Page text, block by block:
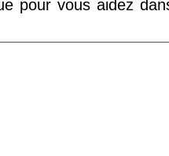
pour vous aidez